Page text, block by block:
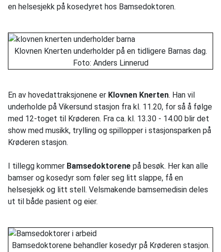
en helsesjekk på kosedyret hos Bamsedoktoren.
Klovnen Knerten underholder på en tidligere Barnas dag.
Foto: Anders Linnerud
En av hovedattraksjonene er Klovnen Knerten. Han vil
underholde på Vikersund stasjon fra kl. 11.20, for så å følge
med 12-toget til Krøderen. Fra ca. kl. 13.30 - 14.00 blir det
show med musikk, trylling og spillopper i stasjonsparken på
Krøderen stasjon.
I tillegg kommer Bamsedoktorene på besøk. Her kan alle
bamser og kosedyr som føler seg litt slappe, få en
helsesjekk og litt stell. Velsmakende bamsemedisin deles
ut til både pasient og eier.
Bamsedoktorene behandler kosedyr på Krøderen stasjon.